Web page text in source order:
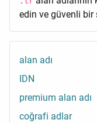
edin ve güvenli bir
alan adı
IDN
premium alan adı
coğrafi adlar